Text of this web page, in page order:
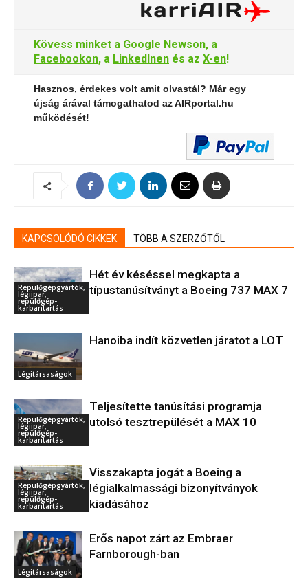
Kövess minket a Google Newson, a
Facebookon, a LinkedInen és az X-en!
Hasznos, érdekes volt amit olvastál? Már egy
újság árával támogathatod az AIRportal.hu
működését!
KAPCSOLÓDÓ CIKKEK TÖBB A SZERZŐTŐL
Repülőgépgyártók,
légiipar,
repülőgép-
karbantartás
Hét év késéssel megkapta a
típustanúsítványt a Boeing 737 MAX 7
Légitársaságok
Hanoiba indít közvetlen járatot a LOT
Repülőgépgyártók,
légiipar,
repülőgép-
karbantartás
Teljesítette tanúsítási programja
utolsó tesztrepülését a MAX 10
Repülőgépgyártók,
légiipar,
repülőgép-
karbantartás
Visszakapta jogát a Boeing a
légialkalmassági bizonyítványok
kiadásához
Légitársaságok
Erős napot zárt az Embraer
Farnborough-ban